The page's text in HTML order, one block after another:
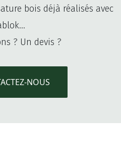
bois déjà réalisés avec
? Un devis ?
NOUS